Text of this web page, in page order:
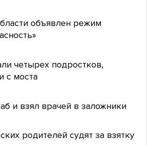
объявлен режим
четырех подростков,
с моста
и взял врачей в заложники
родителей судят за взятку